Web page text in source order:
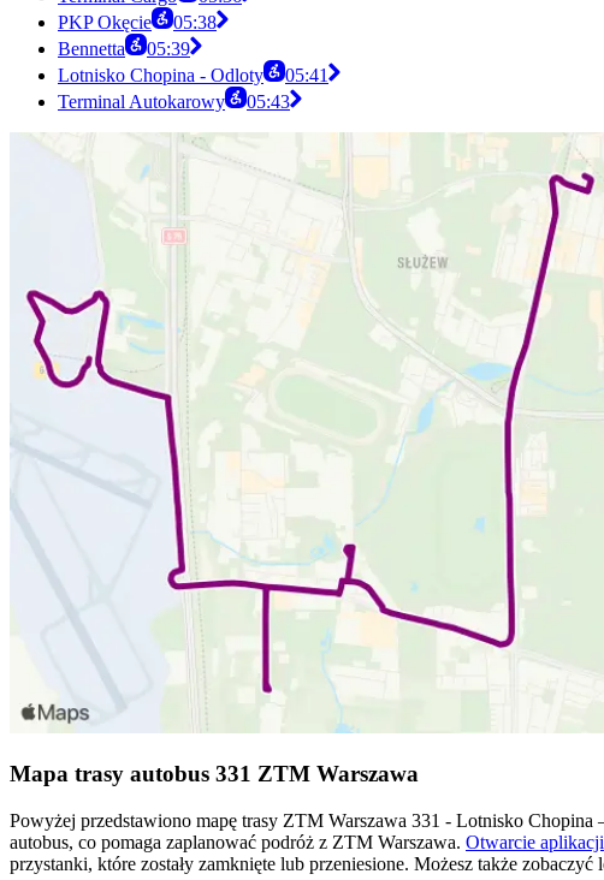
PKP Okęcie
05:38
Bennetta
05:39
Lotnisko Chopina - Odloty
05:41
Terminal Autokarowy
05:43
Mapa trasy autobus 331 ZTM Warszawa
Powyżej przedstawiono mapę trasy ZTM Warszawa 331 - Lotnisko
autobus, co pomaga zaplanować podróż z ZTM Warszawa. Otwarcie aplikacji
przystanki, które zostały zamknięte lub przeniesione. Możesz także